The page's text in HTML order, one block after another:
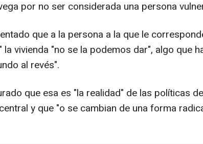
por no ser considerada una persona
que a la persona a la que le
la vivienda "no se la podemos dar", algo que
al revés".
que esa es "la realidad" de las políticas de
y que "o se cambian de una forma